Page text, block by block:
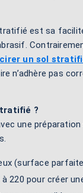
est sa
cirer un sol
n’adhère pas
?
une préparation
(surface
à 220 pour créer